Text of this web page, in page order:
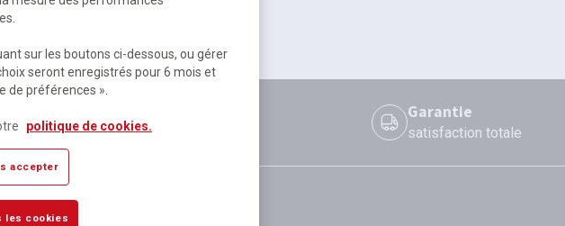
à l'accueil
si validation avant 12h
Garantie
satisfaction totale
sur les boutons ci-dessous, ou gérer
seront enregistrés pour 6 mois et
de préférences ».
politique de cookies.
accepter
les cookies